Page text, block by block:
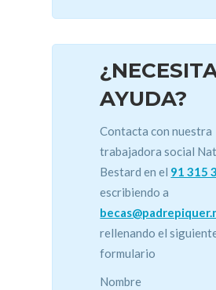
AYUDA?
Contacta con nuestra
trabajadora social
Bestard en el 91 315
escribiendo a
rellenando el
formulario
Nombre